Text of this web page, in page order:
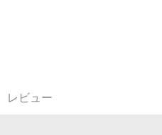
レビュー